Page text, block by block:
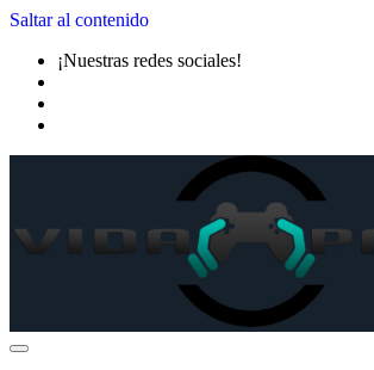
Saltar al contenido
¡Nuestras redes sociales!